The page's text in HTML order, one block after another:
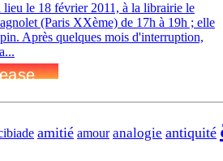
lieu le 18 février 2011, à la librairie le
(Paris XXème) de 17h à 19h ; elle
Après quelques mois d'interruption,
amitié amour analogie antiquité